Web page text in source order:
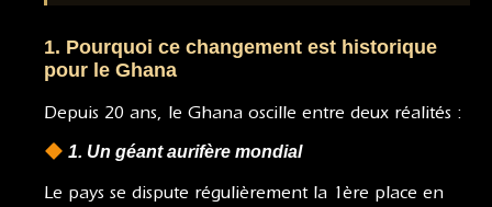
1. Pourquoi ce changement est historique
pour le Ghana
Depuis 20 ans, le Ghana oscille entre deux réalités :
1. Un géant aurifère mondial
Le pays se dispute régulièrement la 1ère place en